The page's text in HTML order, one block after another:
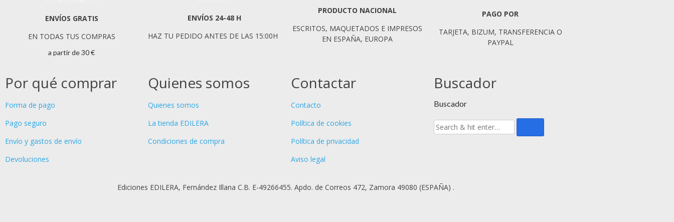
ENVÍOS GRATIS
EN TODAS TUS COMPRAS
a partir de 30 €
ENVÍOS 24-48 H
HAZ TU PEDIDO ANTES DE LAS 15:00H
PRODUCTO NACIONAL
ESCRITOS, MAQUETADOS E IMPRESOS
EN ESPAÑA, EUROPA
PAGO POR
TARJETA, BIZUM, TRANSFERENCIA O
PAYPAL
Por qué comprar Quienes somos Contactar Buscador
Forma de pago
Pago seguro
Envío y gastos de envío
Devoluciones
Quienes somos
La tienda EDILERA
Condiciones de compra
Contacto
Política de cookies
Política de privacidad
Aviso legal
Buscador
Ediciones EDILERA, Fernández Illana C.B. E-49266455. Apdo. de Correos 472, Zamora 49080 (ESPAÑA) .